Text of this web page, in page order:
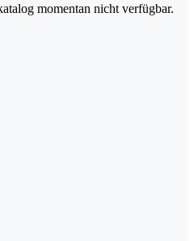
momentan nicht verfügbar.